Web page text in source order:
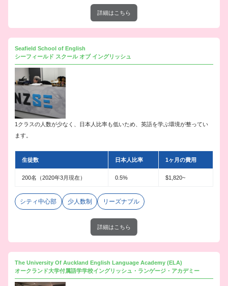
詳細はこちら
Seafield School of English
シーフィールド スクール オブ イングリッシュ
1クラスの人数が少なく、日本人比率も低いため、英語を学ぶ環境が整ってい
ます。
生徒数 日本人比率 1ヶ月の費用
200名（2020年3月現在） 0.5% $1,820~
シティ中心部 少人数制 リーズナブル
詳細はこちら
The University Of Auckland English Language Academy (ELA)
オークランド大学付属語学学校イングリッシュ・ランゲージ・アカデミー